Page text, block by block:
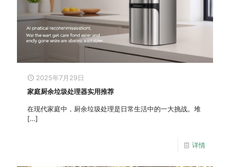
2025年7月29日
家庭厨余垃圾处理器实用推荐
在现代家庭中，厨余垃圾处理是日常生活中的一大挑战。堆
[…]
详情